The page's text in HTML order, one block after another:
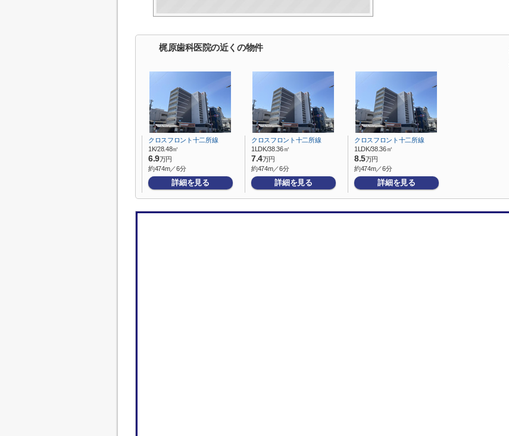
梶原歯科医院の近くの物件
クロスフロント十二所線
1K/28.48㎡
6.9万円
約474m／6分
詳細を見る
クロスフロント十二所線
1LDK/38.36㎡
7.4万円
約474m／6分
詳細を見る
クロスフロント十二所線
1LDK/38.36㎡
8.5万円
約474m／6分
詳細を見る